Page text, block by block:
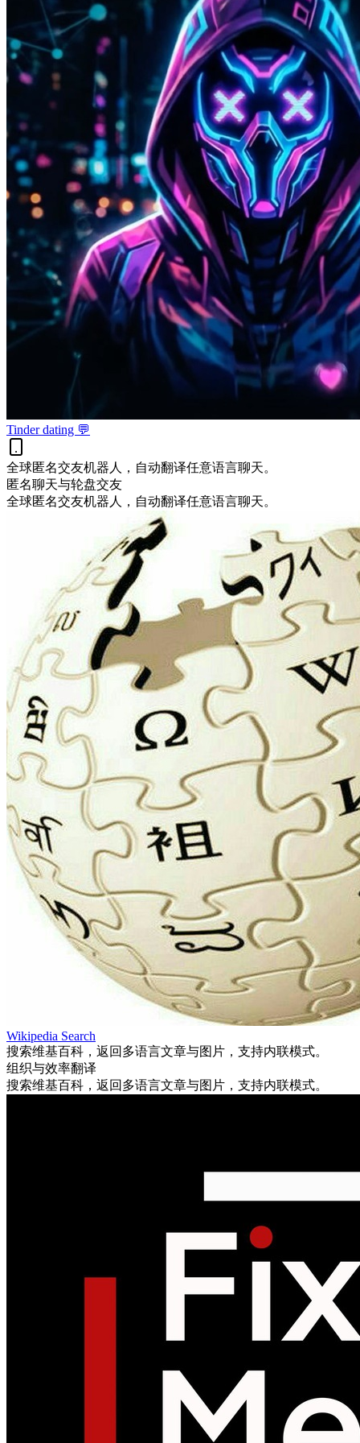
Tinder dating 💬
全球匿名交友机器人，自动翻译任意语言聊天。
匿名聊天与轮盘交友
全球匿名交友机器人，自动翻译任意语言聊天。
Wikipedia Search
搜索维基百科，返回多语言文章与图片，支持内联模式。
组织与效率翻译
搜索维基百科，返回多语言文章与图片，支持内联模式。